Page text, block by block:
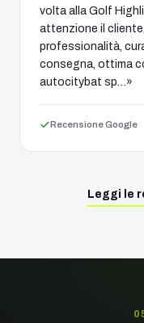
volta alla Golf
attenzione il
professionalità,
consegna, ottima
autocitybat sp…»
Recensione Google
Leggi le